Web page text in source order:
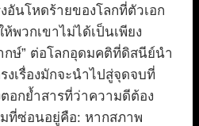
อันโหดร้ายของโลกที่ตัวเอก
พวกเขาไม่ได้เป็นเพียง
กษ์” ต่อโลกอุดมคติที่ดิสนีย์นำ
งเรื่องมักจะนำไปสู่จุดจบที่
อกย้ำสารที่ว่าความดีต้อง
ที่ซ่อนอยู่คือ: หากสภาพ